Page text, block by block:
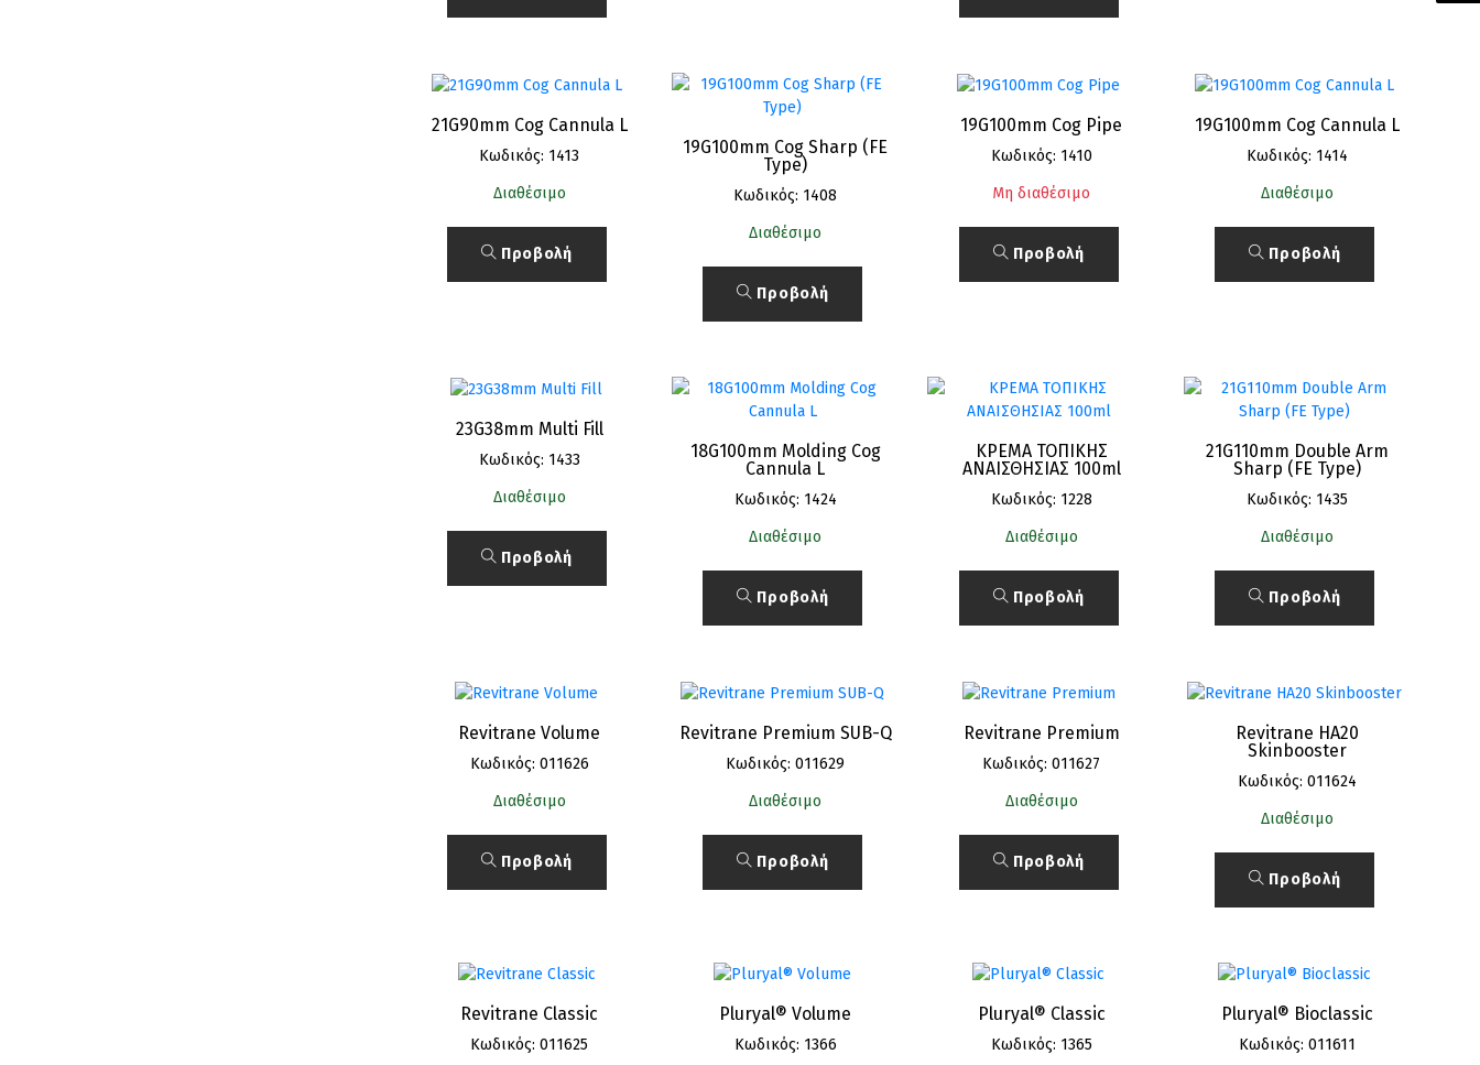
21G90mm Cog Cannula L
Κωδικός: 1413
Διαθέσιμο
Προβολή
19G100mm Cog Sharp (FE
Type)
Κωδικός: 1408
Διαθέσιμο
Προβολή
19G100mm Cog Pipe
Κωδικός: 1410
Μη διαθέσιμο
Προβολή
19G100mm Cog Cannula L
Κωδικός: 1414
Διαθέσιμο
Προβολή
23G38mm Multi Fill
Κωδικός: 1433
Διαθέσιμο
Προβολή
18G100mm Molding Cog
Cannula L
Κωδικός: 1424
Διαθέσιμο
Προβολή
ΚΡΕΜΑ ΤΟΠΙΚΗΣ
ΑΝΑΙΣΘΗΣΙΑΣ 100ml
Κωδικός: 1228
Διαθέσιμο
Προβολή
21G110mm Double Arm
Sharp (FE Type)
Κωδικός: 1435
Διαθέσιμο
Προβολή
Revitrane Volume
Κωδικός: 011626
Διαθέσιμο
Προβολή
Revitrane Premium SUB-Q
Κωδικός: 011629
Διαθέσιμο
Προβολή
Revitrane Premium
Κωδικός: 011627
Διαθέσιμο
Προβολή
Revitrane HA20
Skinbooster
Κωδικός: 011624
Διαθέσιμο
Προβολή
Revitrane Classic
Κωδικός: 011625
Pluryal® Volume
Κωδικός: 1366
Pluryal® Classic
Κωδικός: 1365
Pluryal® Bioclassic
Κωδικός: 011611